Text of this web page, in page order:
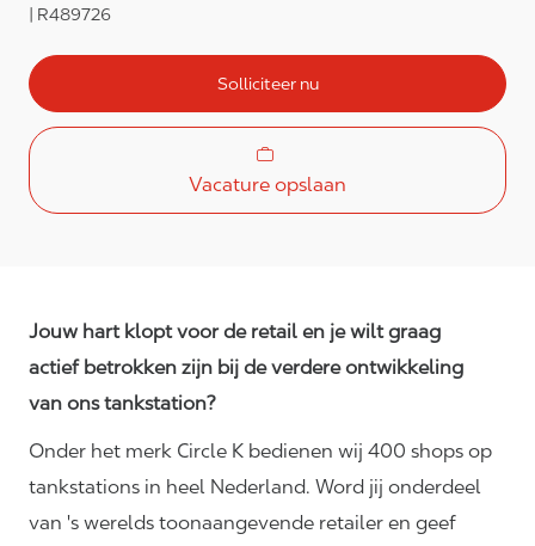
R489726
Solliciteer nu
Vacature opslaan
Jouw hart klopt voor de retail en je wilt graag
actief betrokken zijn bij de verdere ontwikkeling
van ons tankstation?
Onder het merk Circle K bedienen wij 400 shops op
tankstations in heel Nederland. Word jij onderdeel
van 's werelds toonaangevende retailer en geef